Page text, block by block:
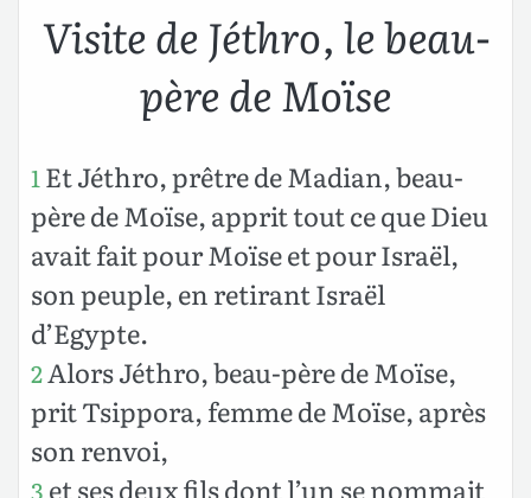
Visite de Jéthro, le beau-
père de Moïse
1 Et Jéthro, prêtre de Madian, beau-
père de Moïse, apprit tout ce que Dieu
avait fait pour Moïse et pour Israël,
son peuple, en retirant Israël
d’Egypte.
2Alors Jéthro, beau-père de Moïse,
prit Tsippora, femme de Moïse, après
son renvoi,
3 et ses deux fils dont l’un se nommait